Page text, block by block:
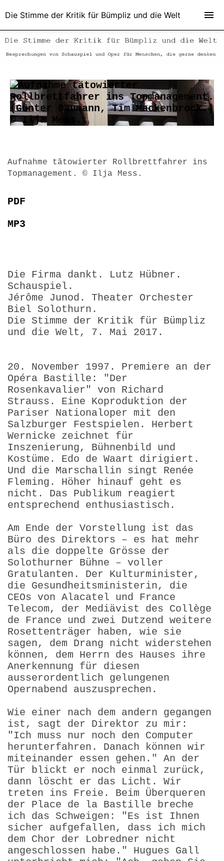
Aufnahme tätowierter Rollbrettfahrer ins
Topmanagement. © Ilja Mess.
PDF
MP3
Die Firma dankt. Lutz Hübner.
Schauspiel.
Jérôme Junod. Theater Orchester
Biel Solothurn.
Die Stimme der Kritik für Bümpliz
und die Welt, 7. Mai 2017.
20. November 1997. Premiere an der
Opéra Bastille: "Der
Rosenkavalier" von Richard
Strauss. Eine Koproduktion der
Pariser Nationaloper mit den
Salzburger Festspielen. Herbert
Wernicke zeichnet für
Inszenierung, Bühnenbild und
Kostüme. Edo de Waart dirigiert.
Und die Marschallin singt Renée
Fleming. Höher hinauf geht es
nicht. Das Publikum reagiert
entsprechend enthusiastisch.
Am Ende der Vorstellung ist das
Büro des Direktors – es hat mehr
als die doppelte Grösse der
Solothurner Bühne – voller
Gratulanten. Der Kulturminister,
die Gesundheitsministerin, die
CEOs von Alacatel und France
Telecom, der Mediävist des Collège
de France und zwei Dutzend weitere
Rosettenträger haben, wie sie
sagen, dem Drang nicht widerstehen
können, dem Herrn des Hauses ihre
Anerkennung für diesen
ausserordentlich gelungenen
Opernabend auszusprechen.
Wie einer nach dem andern gegangen
ist, sagt der Direktor zu mir:
"Ich muss nur noch den Computer
herunterfahren. Danach können wir
miteinander essen gehen." An der
Tür blickt er noch einmal zurück,
dann löscht er das Licht. Wir
treten ins Freie. Beim Überqueren
der Place de la Bastille breche
ich das Schweigen: "Es ist Ihnen
sicher aufgefallen, dass ich mich
dem Chor der Lobredner nicht
angeschlossen habe." Hugues Gall
Die Stimme der Kritik für Bümpliz und die Welt